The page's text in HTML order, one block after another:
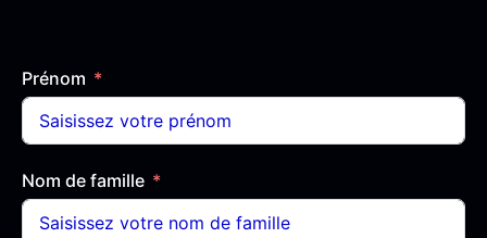
Prénom
Nom de famille